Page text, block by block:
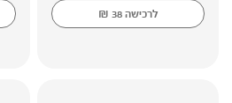
לרכישה ₪ 38